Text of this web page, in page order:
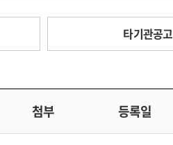
타기관공고
첨부 등록일